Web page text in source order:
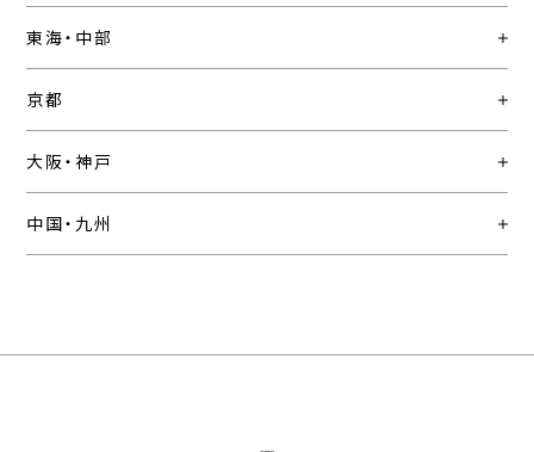
東海・中部
京都
大阪・神戸
中国・九州